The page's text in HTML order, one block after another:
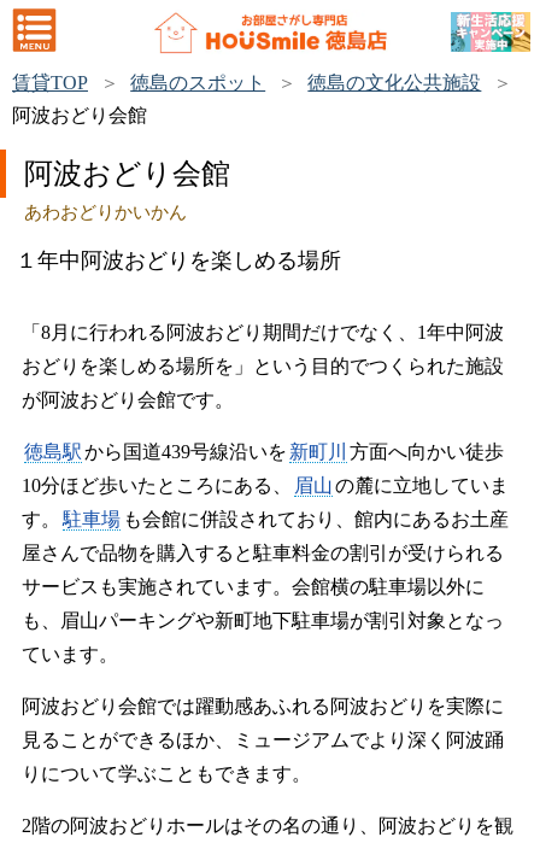
賃貸TOP 徳島のスポット
徳島の文化公共施設
阿波おどり会館
阿波おどり会館
あわおどりかいかん
１年中阿波おどりを楽しめる場所
「8月に行われる阿波おどり期間だけでなく、1年中阿波
おどりを楽しめる場所を」という目的でつくられた施設
が阿波おどり会館です。
徳島駅から国道439号線沿いを 新町川
方面へ向かい徒歩
10分ほど歩いたところにある、
眉山の麓に立地していま
す。
駐車場 も会館に併設されており、館内にあるお土産
屋さんで品物を購入すると駐車料金の割引が受けられる
サービスも実施されています。会館横の駐車場以外に
も、眉山パーキングや新町地下駐車場が割引対象となっ
ています。
阿波おどり会館では躍動感あふれる阿波おどりを実際に
見ることができるほか、ミュージアムでより深く阿波踊
りについて学ぶこともできます。
2階の阿波おどりホールはその名の通り、阿波おどりを観